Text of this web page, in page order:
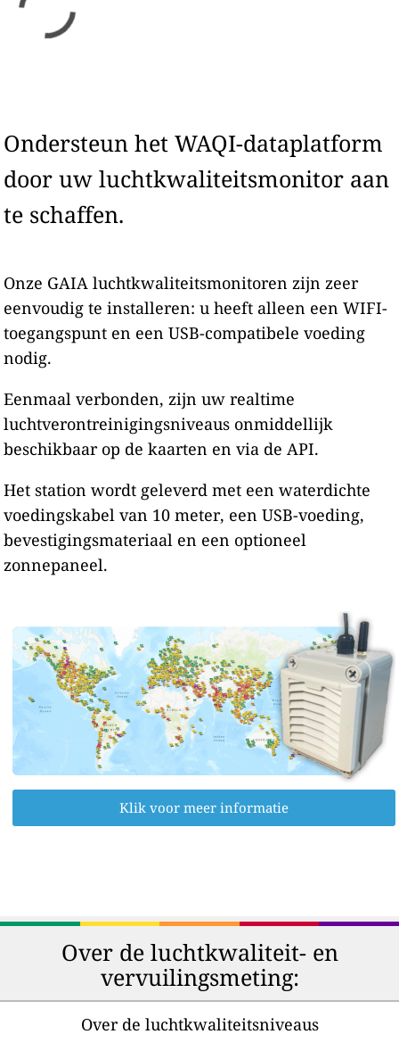
Ondersteun het WAQI-dataplatform
door uw luchtkwaliteitsmonitor aan
te schaffen.
Onze GAIA luchtkwaliteitsmonitoren zijn zeer
eenvoudig te installeren: u heeft alleen een WIFI-
toegangspunt en een USB-compatibele voeding
nodig.
Eenmaal verbonden, zijn uw realtime
luchtverontreinigingsniveaus onmiddellijk
beschikbaar op de kaarten en via de API.
Het station wordt geleverd met een waterdichte
voedingskabel van 10 meter, een USB-voeding,
bevestigingsmateriaal en een optioneel
zonnepaneel.
Klik voor meer informatie
Over de luchtkwaliteit- en
vervuilingsmeting:
Over de luchtkwaliteitsniveaus